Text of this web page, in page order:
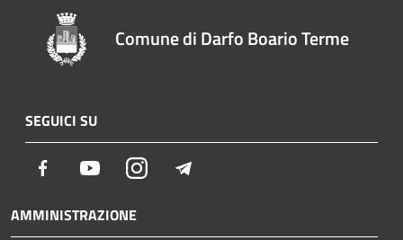
Comune di Darfo Boario Terme
SEGUICI SU
Facebook YoutubeInstagram
AMMINISTRAZIONE